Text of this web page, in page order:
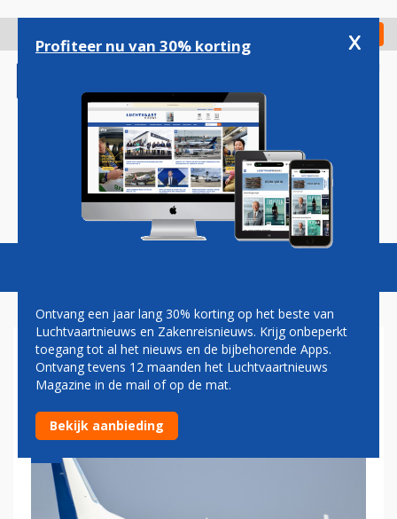
gaan
Check in
Magazine Podcasts Vacatures
NIEUW REGERINGSTOESTEL
MAAKT TESTVLUCHT
Profiteer nu van 30% korting x
Ontvang een jaar lang 30% korting op het beste van
Luchtvaartnieuws en Zakenreisnieuws. Krijg onbeperkt
toegang tot al het nieuws en de bijbehorende Apps.
Ontvang tevens 12 maanden het Luchtvaartnieuws
Magazine in de mail of op de mat.
Bekijk aanbieding